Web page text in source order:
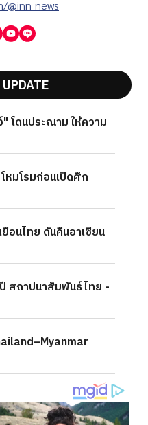
โดนประณาม ให้ความ
มโรมก่อนเปิดศึก
อนไทย ดันคืนอาเซียน
สถาปนาสัมพันธ์ไทย -